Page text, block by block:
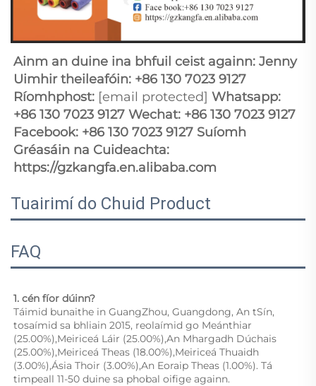
Ainm an duine ina bhfuil ceist againn: Jenny
Uimhir theileafóin: +86 130 7023 9127
Ríomhphost: [email protected] Whatsapp:
+86 130 7023 9127 Wechat: +86 130 7023 9127
Facebook: +86 130 7023 9127 Suíomh
Gréasáin na Cuideachta:
https://gzkangfa.en.alibaba.com
Tuairimí do Chuid Product
FAQ
1. cén fíor dúinn?
Táimid bunaithe in GuangZhou, Guangdong, An tSín,
tosaímid sa bhliain 2015, reolaímid go Meánthiar
(25.00%),Meiriceá Láir (25.00%),An Mhargadh Dúchais
(25.00%),Meiriceá Theas (18.00%),Meiriceá Thuaidh
(3.00%),Ásia Thoir (3.00%),An Eoraip Theas (1.00%). Tá
timpeall 11-50 duine sa phobal oifige againn.